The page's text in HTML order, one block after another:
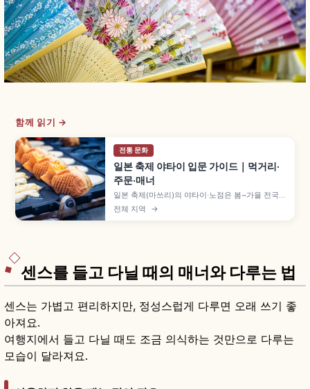
함께 읽기 →
전통 문화
일본 축제 야타이 입문 가이드｜먹거리·
주문·매너
일본 축제(마쓰리)의 야타이·노점은 봄~가을 전국에
서 열리며, 사과 사탕 300~500엔·야키소바
400~600엔·베이비 카스테라 300~500엔 등 길
전체 지역 →
센스를 들고 다닐 때의 매너와 다루는 법
센스는 가볍고 편리하지만, 정성스럽게 다루면 오래 쓰기 좋
아져요.
여행지에서 들고 다닐 때도 조금 의식하는 것만으로 다루는
모습이 달라져요.